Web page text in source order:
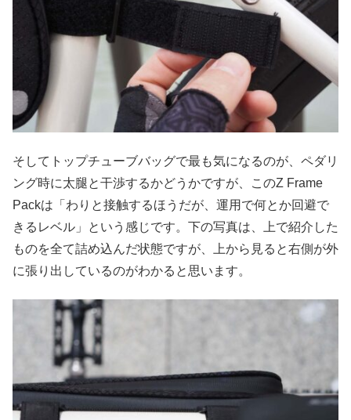
そしてトップチューブバッグで最も気になるのが、ペダリ
ング時に太腿と干渉するかどうかですが、このZ Frame
Packは「わりと接触するほうだが、運用で何とか回避で
きるレベル」という感じです。下の写真は、上で紹介した
ものを全て詰め込んだ状態ですが、上から見ると右側が外
に張り出しているのがわかると思います。